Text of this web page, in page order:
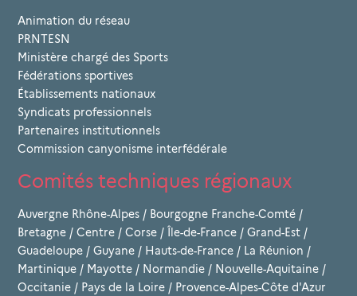
Animation du réseau
PRNTESN
Ministère chargé des Sports
Fédérations sportives
Établissements nationaux
Syndicats professionnels
Partenaires institutionnels
Commission canyonisme interfédérale
Comités techniques régionaux
Auvergne Rhône-Alpes / Bourgogne Franche-Comté /
Bretagne / Centre / Corse / Île-de-France / Grand-Est /
Guadeloupe / Guyane / Hauts-de-France / La Réunion /
Martinique / Mayotte / Normandie / Nouvelle-Aquitaine /
Occitanie / Pays de la Loire / Provence-Alpes-Côte d'Azur